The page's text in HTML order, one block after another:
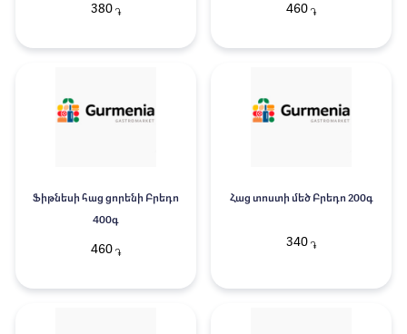
380֏ 460 ֏
Ֆիթնեսի հաց ցորենի Բրեդո
400գ
460֏
Հաց տոստի մեծ Բրեդո 200գ
340 ֏